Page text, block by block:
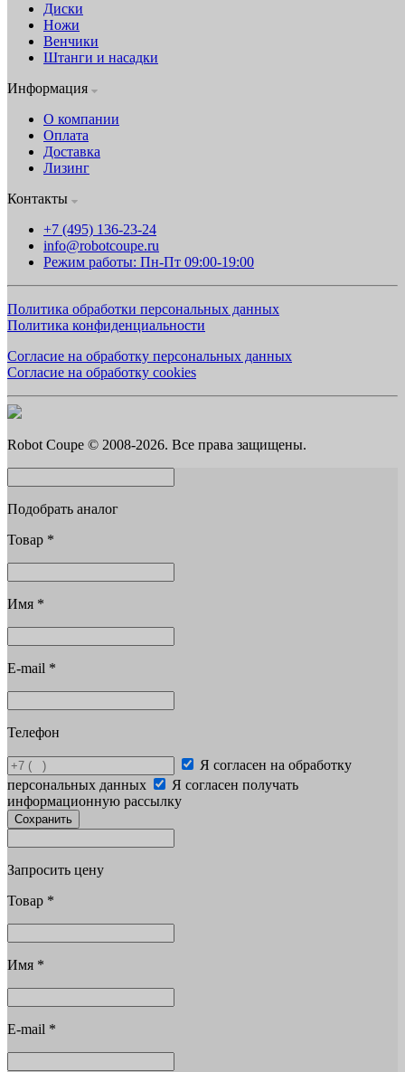
Диски
Ножи
Венчики
Штанги и насадки
Информация
О компании
Оплата
Доставка
Лизинг
Контакты
+7 (495) 136-23-24
info@robotcoupe.ru
Режим работы: Пн-Пт 09:00-19:00
Политика обработки персональных данных
Политика конфиденциальности
Согласие на обработку персональных данных
Согласие на обработку cookies
Robot Coupe © 2008-2026. Все права защищены.
Подобрать аналог
Товар *
Имя *
E-mail *
Телефон
Я согласен на обработку
персональных данных
Я согласен получать
информационную рассылку
Сохранить
Запросить цену
Товар *
Имя *
E-mail *